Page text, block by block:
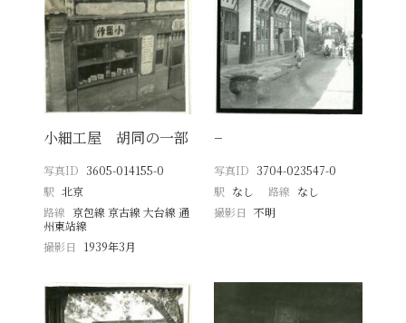
小細工屋 胡同の一部
写真ID 3605-014155-0
駅 北京
路線 京包線 京古線 大台線 通
州東站線
撮影日
1939年3月
−
写真ID 3704-023547-0
駅 なし 路線 なし
撮影日 不明